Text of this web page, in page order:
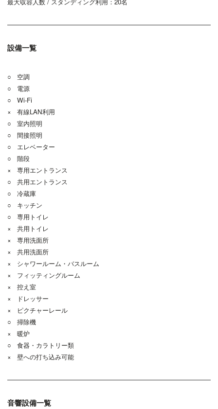
設備一覧
○ 空調
○ 電源
○ Wi-Fi
× 有線LAN利用
○ 室内照明
○ 間接照明
○ エレベーター
○ 階段
× 専用エントランス
○ 共用エントランス
○ 冷蔵庫
○ キッチン
○ 専用トイレ
× 共用トイレ
× 専用洗面所
× 共用洗面所
× シャワールーム・バスルーム
× フィッティングルーム
× 控え室
× ドレッサー
× ピクチャーレール
○ 掃除機
× 暖炉
○ 食器・カラトリー類
× 壁への打ち込み可能
音響設備一覧